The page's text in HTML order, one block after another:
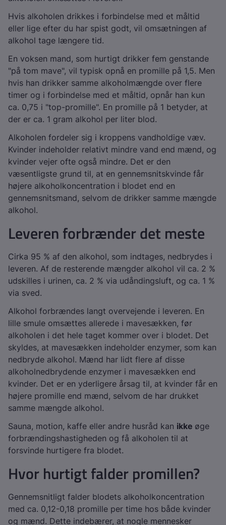
Hvis alkoholen drikkes i forbindelse med et måltid
eller lige efter du har spist godt, vil omsætningen af
alkohol tage længere tid.
En voksen mand, som hurtigt drikker fem genstande
"på tom mave", vil typisk opnå en promille på 1,5. Men
hvis han drikker samme alkoholmængde over flere
timer og i forbindelse med et måltid, opnår han kun
ca. 0,75 i "top-promille". En promille på 1 betyder, at
der er ca. 1 gram alkohol per liter blod.
Alkoholen fordeler sig i kroppens vandholdige væv.
Kvinder indeholder relativt mindre vand end mænd, og
kvinder vejer ofte også mindre. Det er den
væsentligste grund til, at en gennemsnitskvinde får
højere alkoholkoncentration i blodet end en
gennemsnitsmand, selvom de drikker samme mængde
alkohol.
Leveren forbrænder det meste
Cirka 95 % af den alkohol, som indtages, nedbrydes i
leveren. Af de resterende mængder alkohol vil ca. 2 %
udskilles i urinen, ca. 2 % via udåndingsluft, og ca. 1 %
via sved.
Alkohol forbrændes langt overvejende i leveren. En
lille smule omsættes allerede i mavesækken, før
alkoholen i det hele taget kommer over i blodet. Det
skyldes, at mavesækken indeholder enzymer, som kan
nedbryde alkohol. Mænd har lidt flere af disse
alkoholnedbrydende enzymer i mavesækken end
kvinder. Det er en yderligere årsag til, at kvinder får en
højere promille end mænd, selvom de har drukket
samme mængde alkohol.
Sauna, motion, kaffe eller andre husråd kan ikke øge
forbrændingshastigheden og få alkoholen til at
forsvinde hurtigere fra blodet.
Hvor hurtigt falder promillen?
Gennemsnitligt falder blodets alkoholkoncentration
med ca. 0,12-0,18 promille per time hos både kvinder
og mænd. Dette indebærer, at nogle mennesker